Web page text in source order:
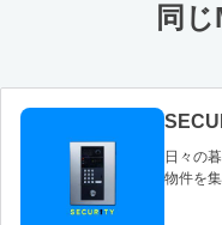
同
日々の
物件を